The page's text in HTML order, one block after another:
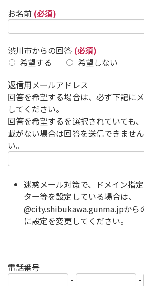
お名前 (必須)
渋川市からの回答 (必須)
希望する
希望しない
返信用メールアドレス
回答を希望する場合は、必ず下記に
してください。
回答を希望するを選択されていても
載がない場合は回答を送信できませ
い。
迷惑メール対策で、ドメイン指
ター等を設定している場合は、
@city.shibukawa.gunma.jpから
に設定を変更してください。
電話番号
-
-